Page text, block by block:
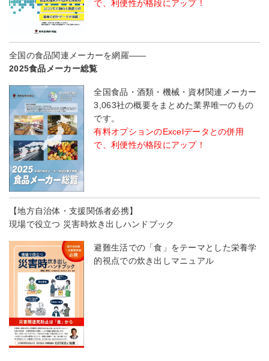
で、利便性が格段にアップ！
全国の食品関連メーカーを網羅――
2025食品メーカー総覧
全国食品・酒類・機械・資材関連メーカー
3,063社の概要をまとめた業界唯一のもの
です。
有料オプションのExcelデータとの併用
で、利便性が格段にアップ！
【地方自治体・支援関係者必携】
現場で役立つ 災害時炊き出しハンドブック
避難生活での「食」をテーマとした栄養学
的視点での炊き出しマニュアル